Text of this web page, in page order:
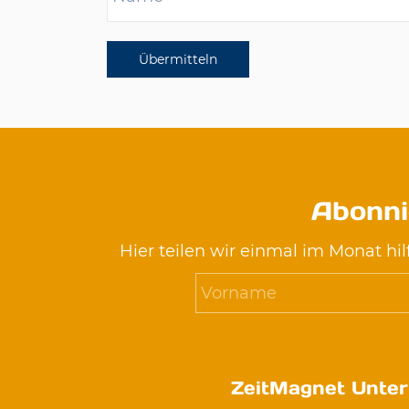
Übermitteln
Hier teilen wir einmal im Monat
ZeitMagnet